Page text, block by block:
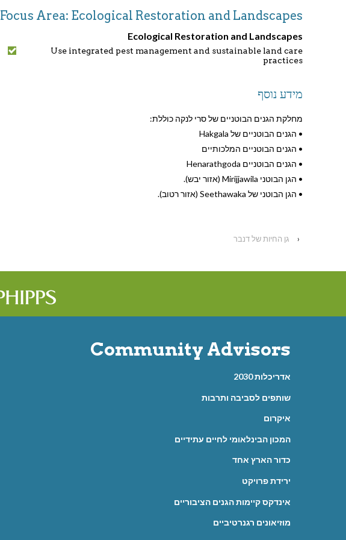
Focus Area: Ecological Restoration and Landscapes
Ecological Restoration and Landscapes
Use integrated pest management and sustainable land care
practices
מידע נוסף
מחלקת הגנים הבוטניים של סרי לנקה כוללת:
• הגנים הבוטניים של Hakgala
• הגנים הבוטניים המלכותיים
• הגנים הבוטניים Henarathgoda
• הגן הבוטני Mirijjawila (אזור יבש).
• הגן הבוטני של Seethawaka (אזור רטוב).
‹ גן החיות של דנבר
Community Advisors
אדריכלות 2030
שותפים לסביבה ותרבות
איקרום
המכון הבינלאומי לחיים עתידיים
כדור הארץ אחד
ירידת פרויקט
אינדקס קיימות הגנים הציבוריים
מוזיאונים רגנרטיביים